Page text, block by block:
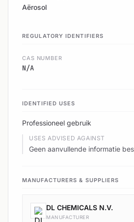
Aërosol
REGULATORY IDENTIFIERS
CAS NUMBER
N/A
IDENTIFIED USES
Professioneel gebruik
USES ADVISED AGAINST
Geen aanvullende informatie
MANUFACTURERS & SUPPLIERS
DL CHEMICALS N.V.
MANUFACTURER